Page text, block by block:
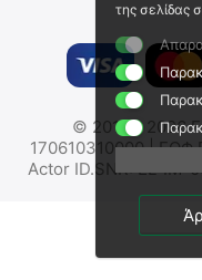
© 2012 - 2026
170610310000 | ΕΟΦ
Actor ID.SNR: EL-
της σελίδας